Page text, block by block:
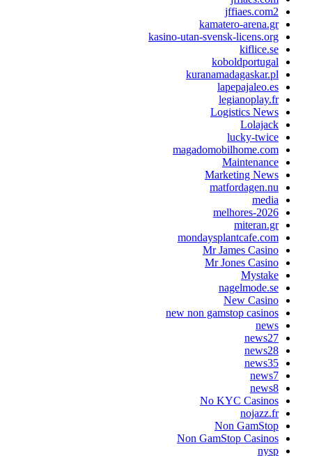
kamatero-
kasino-utan-svensk-
Logistics
lucky-
Marketing
melhores-
Mr James
Mr Jones
New
new non gamstop
No KYC
Non
Non GamStop